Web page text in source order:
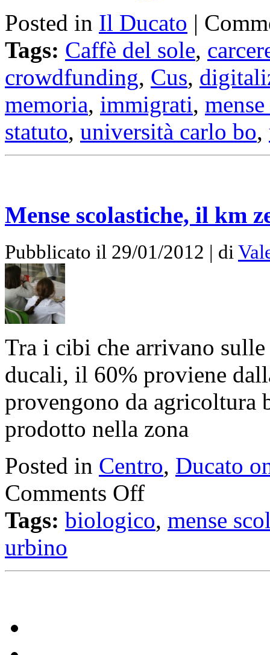
Posted in Il Ducato |
Tags: Caffè del sole,
crowdfunding, Cus,
memoria, immigrati,
statuto, università carlo bo,
Mense scolastiche, il km
Pubblicato il 29/01/2012 | di
Tra i cibi che arrivano
ducali, il 60% proviene
provengono da agricoltura
prodotto nella zona
Posted in Centro, Ducato
Comments Off
Tags: biologico, mense
urbino